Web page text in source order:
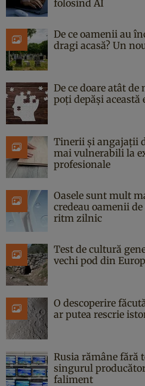
folosind AI
De ce oamenii au
dragi acasă? Un
De ce doare atât
poți depăși această
Tinerii și angajații
mai vulnerabili la
profesionale
Oasele sunt mult
credeau oamenii
ritm zilnic
Test de cultură
vechi pod din
O descoperire
ar putea rescrie
Rusia rămâne fără
singurul
faliment